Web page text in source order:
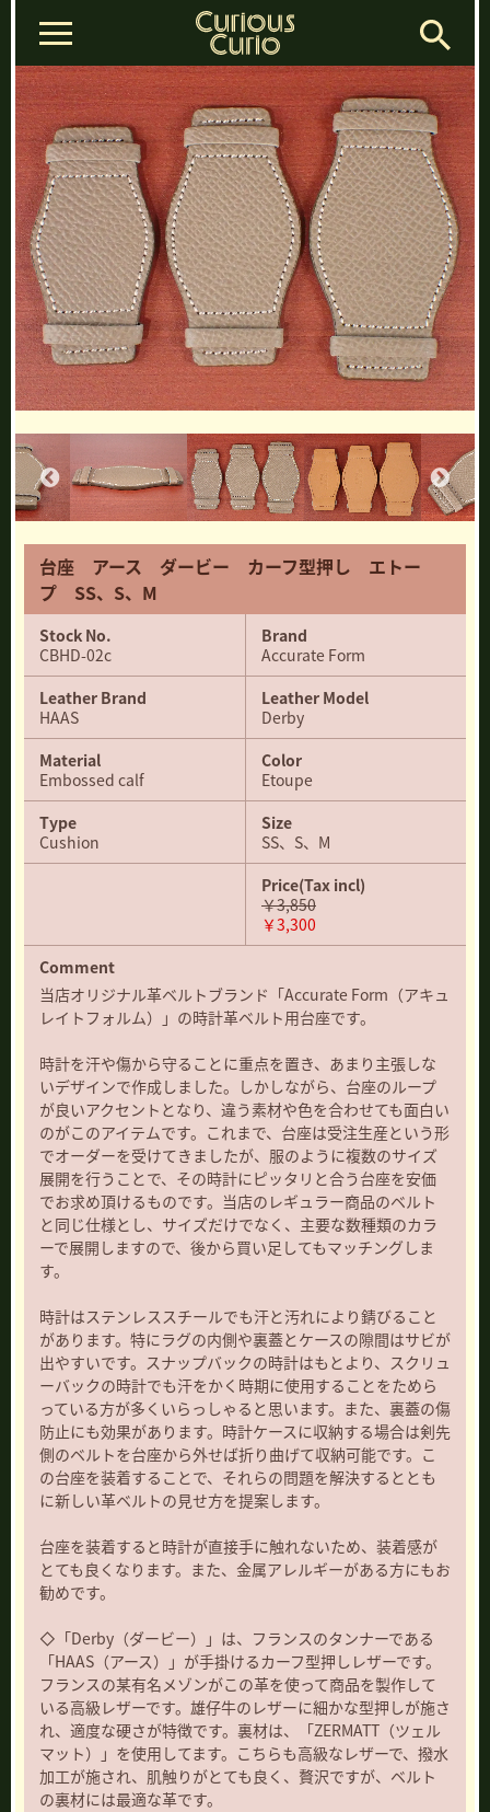
台座 アース ダービー カーフ型押し エトー
プ SS、S、M
Stock No.
CBHD-02c
Brand
Accurate Form
Leather Brand
HAAS
Leather Model
Derby
Material
Embossed calf
Color
Etoupe
Type
Cushion
Size
SS、S、M
Price(Tax incl)
￥3,850
￥3,300
Comment
当店オリジナル革ベルトブランド「Accurate Form（アキュ
レイトフォルム）」の時計革ベルト用台座です。
時計を汗や傷から守ることに重点を置き、あまり主張しな
いデザインで作成しました。しかしながら、台座のループ
が良いアクセントとなり、違う素材や色を合わせても面白い
のがこのアイテムです。これまで、台座は受注生産という形
でオーダーを受けてきましたが、服のように複数のサイズ
展開を行うことで、その時計にピッタリと合う台座を安価
でお求め頂けるものです。当店のレギュラー商品のベルト
と同じ仕様とし、サイズだけでなく、主要な数種類のカラ
ーで展開しますので、後から買い足してもマッチングしま
す。
時計はステンレススチールでも汗と汚れにより錆びること
があります。特にラグの内側や裏蓋とケースの隙間はサビが
出やすいです。スナップバックの時計はもとより、スクリュ
ーバックの時計でも汗をかく時期に使用することをためら
っている方が多くいらっしゃると思います。また、裏蓋の傷
防止にも効果があります。時計ケースに収納する場合は剣先
側のベルトを台座から外せば折り曲げて収納可能です。こ
の台座を装着することで、それらの問題を解決するととも
に新しい革ベルトの見せ方を提案します。
台座を装着すると時計が直接手に触れないため、装着感が
とても良くなります。また、金属アレルギーがある方にもお
勧めです。
◇「Derby（ダービー）」は、フランスのタンナーである
「HAAS（アース）」が手掛けるカーフ型押しレザーです。
フランスの某有名メゾンがこの革を使って商品を製作して
いる高級レザーです。雄仔牛のレザーに細かな型押しが施さ
れ、適度な硬さが特徴です。裏材は、「ZERMATT（ツェル
マット）」を使用してます。こちらも高級なレザーで、撥水
加工が施され、肌触りがとても良く、贅沢ですが、ベルト
の裏材には最適な革です。